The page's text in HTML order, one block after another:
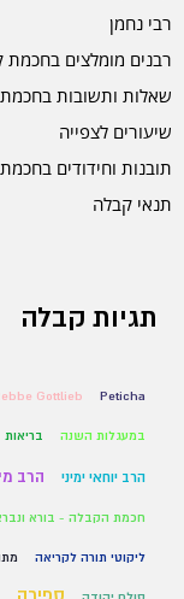
רבי נחמן
רבנים מומלצים בחכמת
שאלות ותשובות
שיעורים לצפייה
תובנות וחידודים
תנאי קבלה
תגיות קבלה
Peticha
Gottlieb
במעגלות השנה בריאות
הרב יוחאי ימיני הרב
חכמת הקבלה - בורא
ליקוטי תורה לקריאה